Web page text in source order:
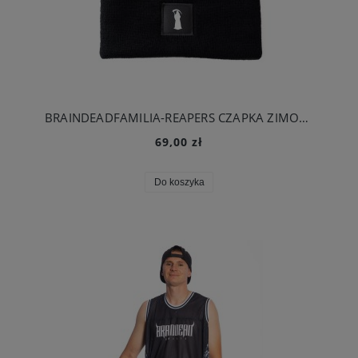
BRAINDEADFAMILIA-REAPERS CZAPKA ZIMOWA CZARNA
69,00 zł
Do koszyka